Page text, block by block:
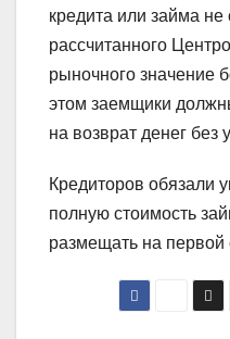
кредита или займа
рассчитанного
рыночного значение
этом заемщики
на возврат денег без
Кредиторов обязали
полную стоимость
размещать на первой